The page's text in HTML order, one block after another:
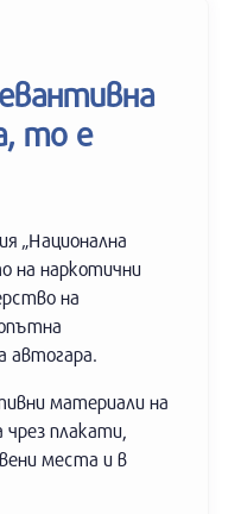
то е
„Национална
на наркотични
на
автогара.
материали на
плакати,
места и в